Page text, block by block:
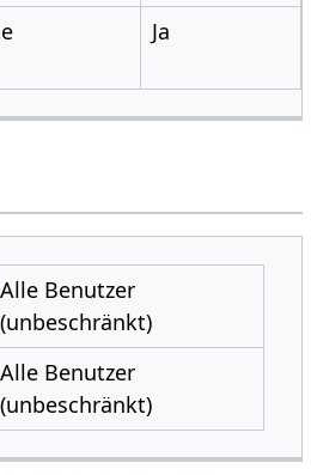
Ja
Alle Benutzer
(unbeschränkt)
Alle Benutzer
(unbeschränkt)